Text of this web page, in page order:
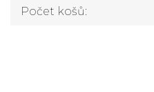
Počet košů: